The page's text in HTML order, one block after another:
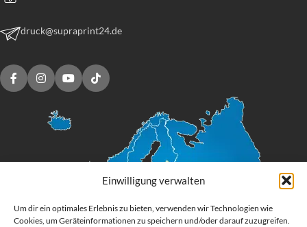
Einwilligung verwalten
Um dir ein optimales Erlebnis zu bieten, verwenden wir Technologien wie
Cookies, um Geräteinformationen zu speichern und/oder darauf zuzugreifen.
druck@supraprint24.de